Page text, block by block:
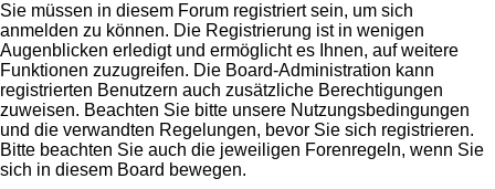
Sie müssen in diesem Forum registriert sein, um sich
anmelden zu können. Die Registrierung ist in wenigen
Augenblicken erledigt und ermöglicht es Ihnen, auf weitere
Funktionen zuzugreifen. Die Board-Administration kann
registrierten Benutzern auch zusätzliche Berechtigungen
zuweisen. Beachten Sie bitte unsere Nutzungsbedingungen
und die verwandten Regelungen, bevor Sie sich registrieren.
Bitte beachten Sie auch die jeweiligen Forenregeln, wenn Sie
sich in diesem Board bewegen.